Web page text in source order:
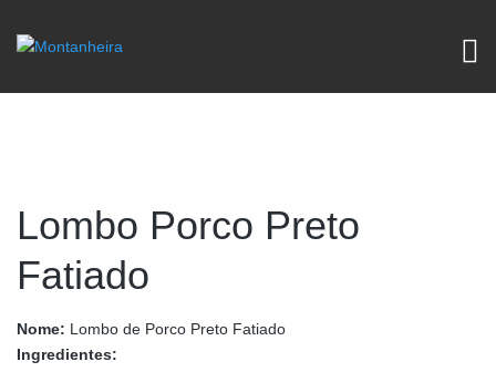
Lombo Porco Preto
Fatiado
Nome: Lombo de Porco Preto Fatiado
Ingredientes: